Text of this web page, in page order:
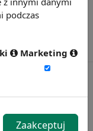
podczas
Marketing
Zaakceptuj